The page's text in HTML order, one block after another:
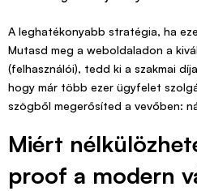
A leghatékonyabb stratégia, ha
Mutasd meg a weboldaladon a
(felhasználói), tedd ki a szakmai
hogy már több ezer ügyfelet
szögből megerősíted a vevőben:
Miért
proof a modern